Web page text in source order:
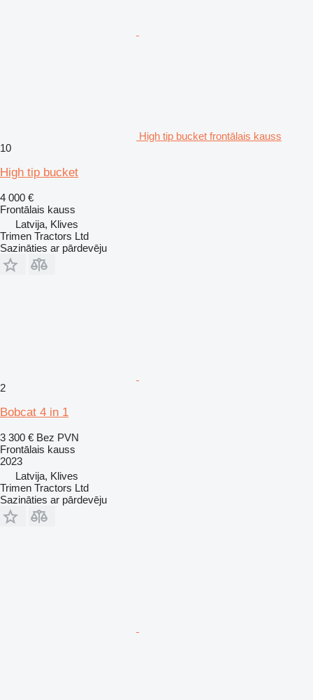
High tip bucket frontālais kauss
10
High tip bucket
4 000 €
Frontālais kauss
Latvija, Klives
Trimen Tractors Ltd
Sazināties ar pārdevēju
2
Bobcat 4 in 1
3 300 € Bez PVN
Frontālais kauss
2023
Latvija, Klives
Trimen Tractors Ltd
Sazināties ar pārdevēju